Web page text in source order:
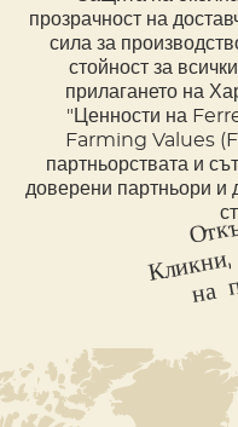
прозрачност на
сила за
стойност за
прилагането на
"Ценности на
Farming Values
партньорствата и
доверени партньори и